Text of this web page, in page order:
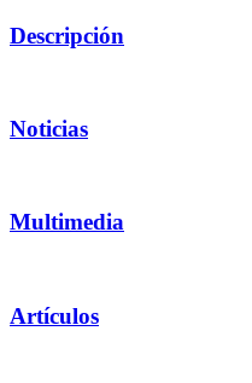
Descripción
Noticias
Multimedia
Artículos